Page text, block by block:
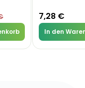
7,28 €
In den